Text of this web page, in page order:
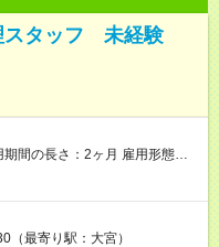
スタッフ 未経験
期間の長さ：2ヶ月 雇用形態、
（最寄り駅：大宮）